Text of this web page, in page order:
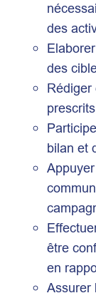
des
des
bilan et
être
en
Assurer